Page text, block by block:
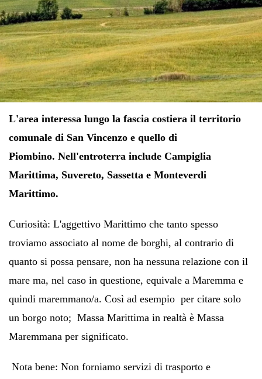
L'area interessa lungo la fascia costiera il territorio
comunale di San Vincenzo e quello di
Piombino. Nell'entroterra include Campiglia
Marittima, Suvereto, Sassetta e Monteverdi
Marittimo.
Curiosità: L'aggettivo Marittimo che tanto spesso
troviamo associato al nome de borghi, al contrario di
quanto si possa pensare, non ha nessuna relazione con il
mare ma, nel caso in questione, equivale a Maremma e
quindi maremmano/a. Così ad esempio per citare solo
un borgo noto; Massa Marittima in realtà è Massa
Maremmana per significato.
Nota bene: Non forniamo servizi di trasporto e